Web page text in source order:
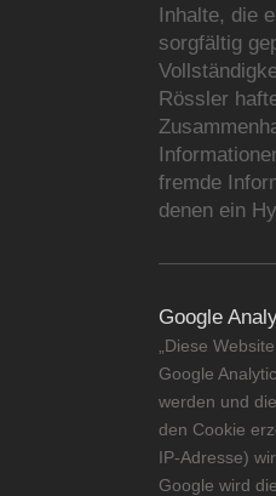
Inhalte, die
sorgfältig
Rössler
fremde
denen ein
Google
„Diese
Google
werden und
den Cookie
IP-Adresse)
Google wird